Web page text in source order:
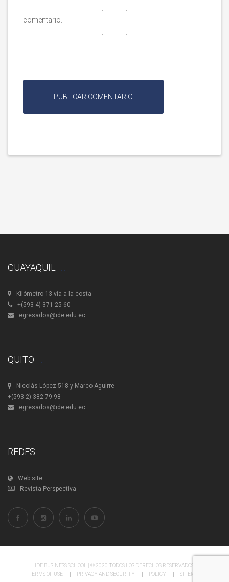
comentario.
GUAYAQUIL
Kilómetro 13 vía a la costa
+(593-4) 371 25 60
egresados@ide.edu.ec
QUITO
Nicolás López 518 y Marco Aguirre
+(593-2) 382 79 98
egresados@ide.edu.ec
REDES
Web site
Revista Perspectiva
IDE BUSINESS SCHOOL | © 2020 TODOS LOS DERECHOS RESERVADOS.
TERMS OF USE
PRIVACY AND SECURITY POLICY SITEMAP